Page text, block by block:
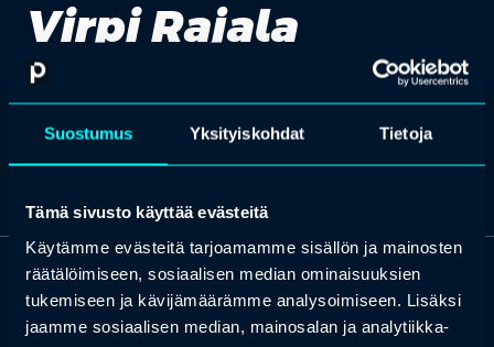
Suostumus Yksityiskohdat Tietoja
Tämä sivusto käyttää evästeitä
Käytämme evästeitä tarjoamamme sisällön ja mainosten
räätälöimiseen, sosiaalisen median ominaisuuksien
tukemiseen ja kävijämäärämme analysoimiseen. Lisäksi
jaamme sosiaalisen median, mainosalan ja analytiikka-
Virpi Rajala
Sales Manager
OTA YHTEYTTÄ
Keilaranta 1 A, 02150 Espoo